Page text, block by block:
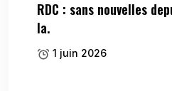
RDC : sans nouvelles
la.
1 juin 2026